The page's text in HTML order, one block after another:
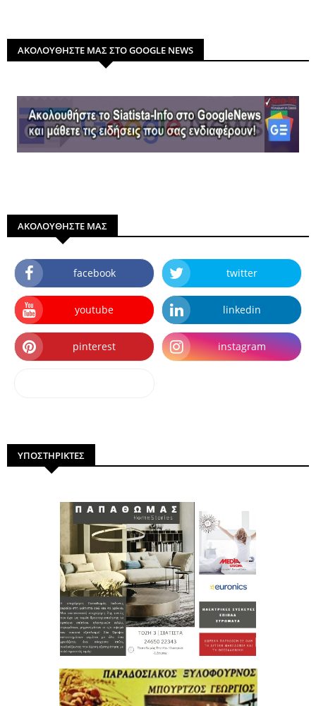
ΑΚΟΛΟΥΘΗΣΤΕ ΜΑΣ ΣΤΟ GOOGLE NEWS
ΑΚΟΛΟΥΘΗΣΤΕ ΜΑΣ
facebook twitter
youtube linkedin
pinterest instagram
ΥΠΟΣΤΗΡΙΚΤΕΣ